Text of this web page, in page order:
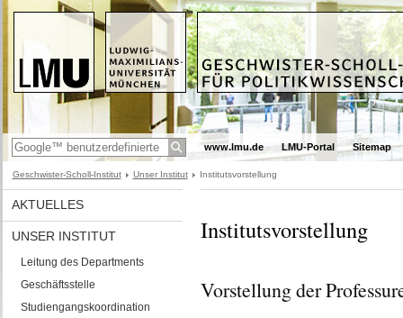
www.lmu.de LMU-Portal Sitemap
Geschwister-Scholl-Institut Unser Institut Institutsvorstellung
AKTUELLES
UNSER INSTITUT
Leitung des Departments
Geschäftsstelle
Studiengangskoordination
Institutsvorstellung
Vorstellung der